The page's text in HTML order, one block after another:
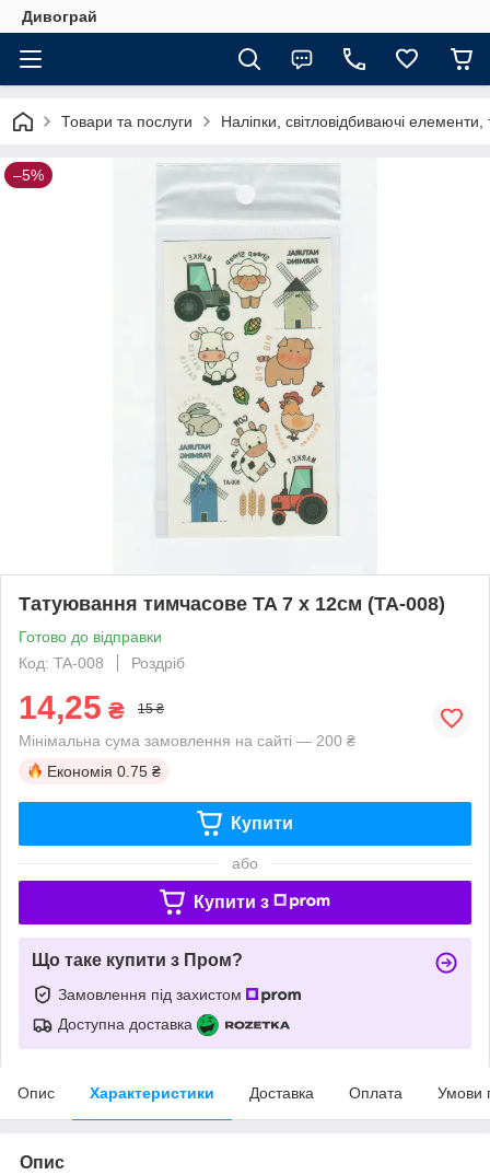
Дивограй
Товари та послуги Наліпки, світловідбиваючі
–5%
Татуювання тимчасове TA 7 х 12см (TA-008)
Готово до відправки
Код: TA-008
Роздріб
14,25 ₴ 15 ₴
Мінімальна сума замовлення на сайті — 200 ₴
Економія 0.75 ₴
Купити
або
Купити з
Що таке купити з Пром?
Замовлення під захистом
Доступна доставка
Опис Характеристики Доставка Оплата Умови
Опис